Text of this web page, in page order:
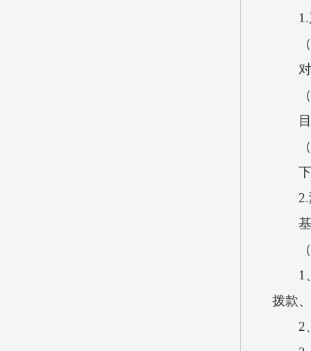
1.产
（1
对公
（2
目标
（3
下达
2.满
基
（
1、
拨款
2、